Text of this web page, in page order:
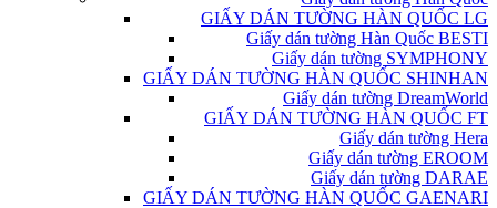
GIẤY DÁN TƯỜNG HÀN QUỐC LG
Giấy dán tường Hàn Quốc BESTI
Giấy dán tường SYMPHONY
GIẤY DÁN TƯỜNG HÀN QUỐC SHINHAN
Giấy dán tường DreamWorld
GIẤY DÁN TƯỜNG HÀN QUỐC FT
Giấy dán tường Hera
Giấy dán tường EROOM
Giấy dán tường DARAE
GIẤY DÁN TƯỜNG HÀN QUỐC GAENARI